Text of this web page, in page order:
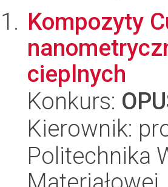
Kompozyty
cieplnych
Konkurs:
Kierownik:
Politechnika